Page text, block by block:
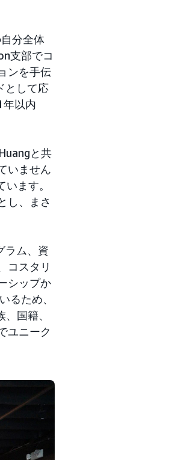
分全体
支部でコ
ンを手伝
として応
年以内
と共
いません
ます。
し、まさ
ラム、資
コスタリ
シップか
るため、
国籍、
ユニーク